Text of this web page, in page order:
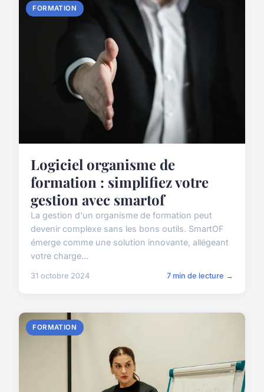
FORMATION
Logiciel organisme de
formation : simplifiez votre
gestion avec smartof
La gestion d'un organisme de formation peut
devenir complexe sans les bons outils. SmartOF
émerge comme une solution innovante, allégeant
votre charge...
31 octobre 2024 7 min de lecture →
FORMATION